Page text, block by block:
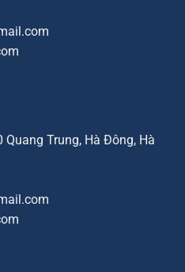
Trung, Hà Đông, Hà